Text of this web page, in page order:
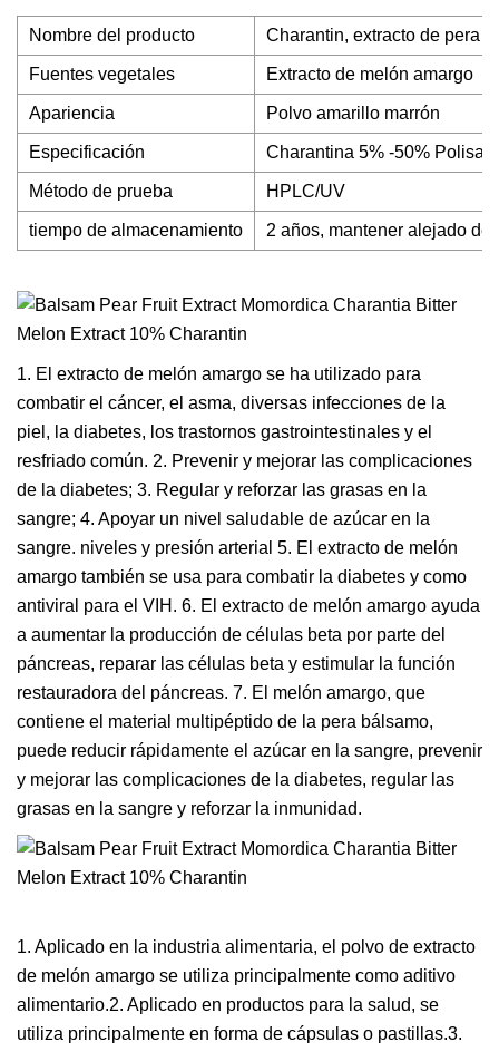
Nombre del producto Charantin, extracto de pera
Fuentes vegetales Extracto de melón amargo
Apariencia Polvo amarillo marrón
Especificación Charantina 5% -50%
Método de prueba HPLC/UV
tiempo de almacenamiento 2 años, mantener alejado de
1. El extracto de melón amargo se ha utilizado para
combatir el cáncer, el asma, diversas infecciones de la
piel, la diabetes, los trastornos gastrointestinales y el
resfriado común. 2. Prevenir y mejorar las complicaciones
de la diabetes; 3. Regular y reforzar las grasas en la
sangre; 4. Apoyar un nivel saludable de azúcar en la
sangre. niveles y presión arterial 5. El extracto de melón
amargo también se usa para combatir la diabetes y como
antiviral para el VIH. 6. El extracto de melón amargo ayuda
a aumentar la producción de células beta por parte del
páncreas, reparar las células beta y estimular la función
restauradora del páncreas. 7. El melón amargo, que
contiene el material multipéptido de la pera bálsamo,
puede reducir rápidamente el azúcar en la sangre, prevenir
y mejorar las complicaciones de la diabetes, regular las
grasas en la sangre y reforzar la inmunidad.
1. Aplicado en la industria alimentaria, el polvo de extracto
de melón amargo se utiliza principalmente como aditivo
alimentario.2. Aplicado en productos para la salud, se
utiliza principalmente en forma de cápsulas o pastillas.3.